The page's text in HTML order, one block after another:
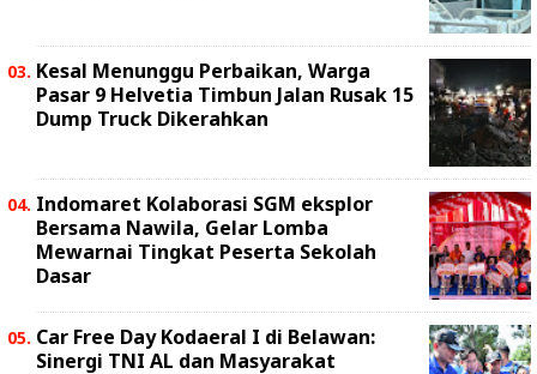
Kesal Menunggu Perbaikan, Warga
Pasar 9 Helvetia Timbun Jalan Rusak 15
Dump Truck Dikerahkan
Indomaret Kolaborasi SGM eksplor
Bersama Nawila, Gelar Lomba
Mewarnai Tingkat Peserta Sekolah
Dasar
Car Free Day Kodaeral I di Belawan:
Sinergi TNI AL dan Masyarakat